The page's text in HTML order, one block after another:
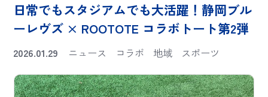
日常でもスタジアムでも大活躍！静岡ブル
ーレヴズ × ROOTOTE コラボトート第2弾
2026.01.29 ニュース コラボ 地域 スポーツ